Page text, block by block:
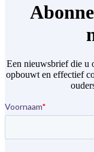
Een nieuwsbrief die u
opbouwt en effectief